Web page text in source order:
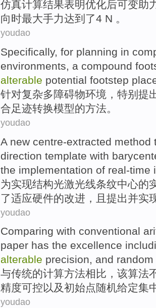
仿真计算结果表明优化后可变助
向时最大手力达到了4 N 。
youdao
Specifically, for planning in
environments, a compound
alterable potential footstep
针对复杂多障碍物环境 ，特别提
合足迹转换模型的方法。
youdao
A new centre-extracted method
direction template with
the implementation of real-time
为实现结构光激光线条纹中心的
了适应硬件的改进，且提出并实
youdao
Comparing with conventional
paper has the excellence
alterable precision, and random
与传统的计算方法相比 ， 该算法
精度可控以及初始点随机给定集
youdao